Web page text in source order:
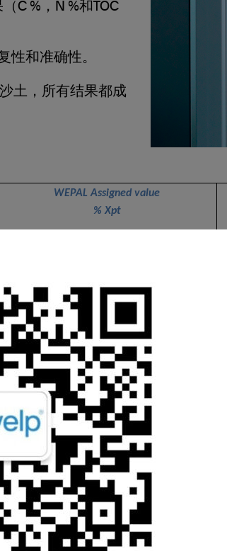
C %，N %和TOC
性和准确性。
土，所有结果都成
WEPAL Assigned value
% Xpt
4,51
0.158
2.980
2.539
1.503
2.520
0.090
0.734